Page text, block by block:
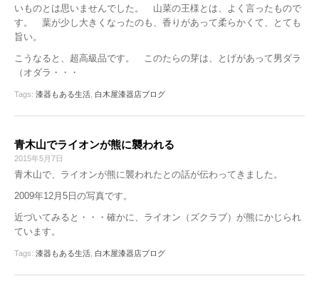
いものとは思いませんでした。 山菜の王様とは、よく言ったもので
す。 葉が少し大きくなったのも、香りがあって柔らかくて、とても
旨い。
こうなると、超高級品です。 このたらの芽は、とげがあって男ダラ
（オダラ・・・
Tags: 漆器もある生活 白木屋漆器店ブログ
青木山でライオンが熊に襲われる
2015年5月7日
青木山で、ライオンが熊に襲われたとの話が伝わってきました。
2009年12月5日の写真です。
近づいてみると・・・確かに、ライオン（ズクラブ）が熊にかじられ
ています。
Tags: 漆器もある生活 白木屋漆器店ブログ